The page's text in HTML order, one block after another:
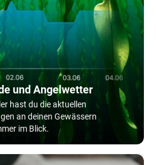
und Angelwetter
hast du die aktuellen
an deinen Gewässern
im Blick.